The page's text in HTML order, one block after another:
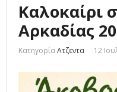
Καλοκαίρι
Αρκαδίας
ΚατηγορίαΑτζεντα 12